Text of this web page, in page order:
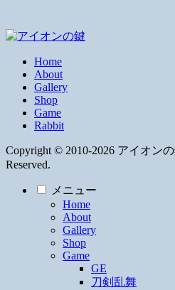
Home
About
Gallery
Shop
Game
Rabbit
Copyright © 2010-2026 アイオン
Reserved.
メニュー
Home
About
Gallery
Shop
Game
GE
刀剣乱舞